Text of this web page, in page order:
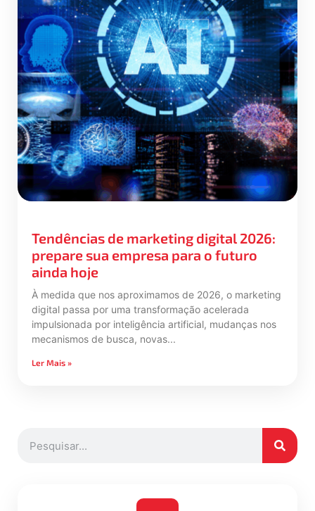
Tendências de marketing digital 2026:
prepare sua empresa para o futuro
ainda hoje
À medida que nos aproximamos de 2026, o marketing
digital passa por uma transformação acelerada
impulsionada por inteligência artificial, mudanças nos
mecanismos de busca, novas
Ler Mais »